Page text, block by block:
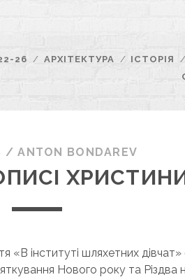
26 АРХІТЕКТУРА ІСТОРІЯ
/ANTON BONDAREV
«В інституті шляхетних
Нового року та Різдва